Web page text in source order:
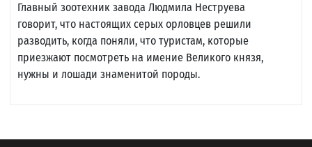
Главный зоотехник завода Людмила Неструева
говорит, что настоящих серых орловцев решили
разводить, когда поняли, что туристам, которые
приезжают посмотреть на имение Великого князя,
нужны и лошади знаменитой породы.